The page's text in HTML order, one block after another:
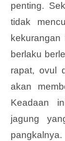
penting.
tidak
berlaku
rapat, ovul
akan
Keadaan
jagung